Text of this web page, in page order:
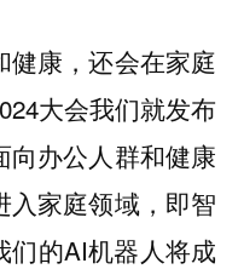
健康，还会在家庭
大会我们就发布
向办公人群和健康
入家庭领域，即智
们的AI机器人将成